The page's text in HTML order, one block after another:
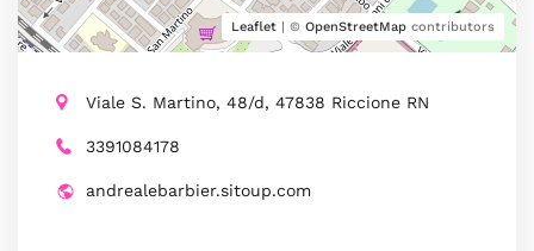
Leaflet | © OpenStreetMap contributors
Viale S. Martino, 48/d, 47838 Riccione RN
3391084178
andrealebarbier.sitoup.com